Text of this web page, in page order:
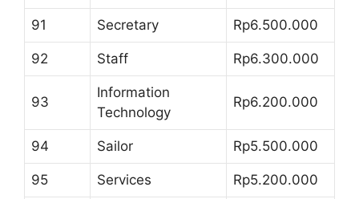
91 Secretary Rp6.500.000
92 Staff Rp6.300.000
93
Information
Technology
Rp6.200.000
94 Sailor Rp5.500.000
95 Services Rp5.200.000